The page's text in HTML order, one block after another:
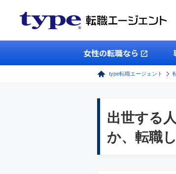
女性の転職なら
type転職エージェント
出世する
か、転職